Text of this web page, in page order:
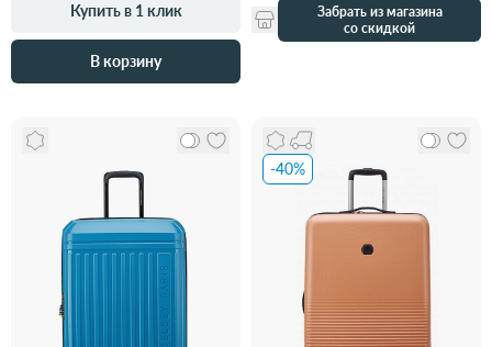
Купить в 1 клик
В корзину
Забрать из магазина
со скидкой
-40%